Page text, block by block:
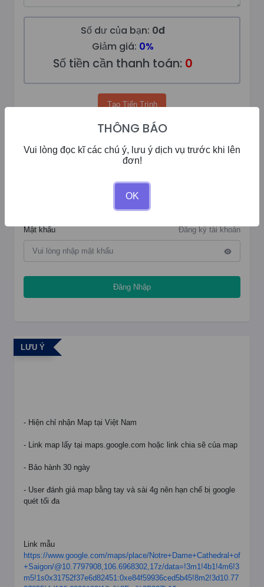
Số dư của bạn: 0đ
Giảm giá: 0%
Số tiền cần thanh toán: 0
Tạo Tiến Trình
ĐĂNG NHẬP
Đăng ký tài khoản
Mật khẩu
Đăng Nhập
LƯU Ý
- Hiện chỉ nhận Map tại Việt Nam
- Link map lấy tại maps.google.com hoặc link chia sẽ của map
- Bảo hành 30 ngày
- User đánh giá map bằng tay và sài 4g nên hạn chế bị google
quét tối đa
Link mẫu
https://www.google.com/maps/place/Notre+Dame+Cathedral+of
+Saigon/@10.7797908,106.6968302,17z/data=!3m1!4b1!4m6!3
m5!1s0x31752f37e6d82451:0xe84f59936ced5b45!8m2!3d10.77
THÔNG BÁO
Vui lòng đọc kĩ các chú ý, lưu ý dịch vụ trước khi lên
đơn!
OK